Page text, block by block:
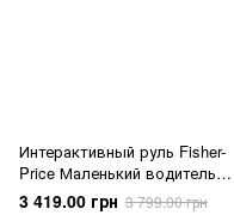
Интерактивный руль Fisher-
Price Маленький водитель
англ. Smart Stages Fisher-Price
3 419.00 грн 3 799.00 грн